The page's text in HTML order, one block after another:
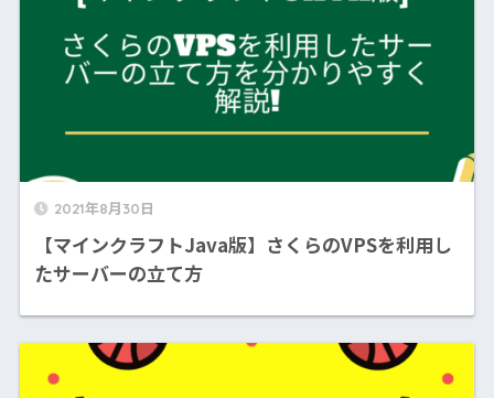
2021年8月30日
【マインクラフトJava版】さくらのVPSを利用し
たサーバーの立て方